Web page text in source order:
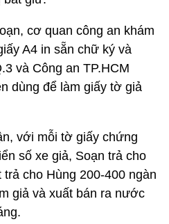
cơ quan công an khám
A4 in sẵn chữ ký và
và Công an TP.HCM
dùng để làm giấy tờ giả
với mỗi tờ giấy chứng
số xe giả, Soạn trả cho
cho Hùng 200-400 ngàn
giả và xuất bán ra nước